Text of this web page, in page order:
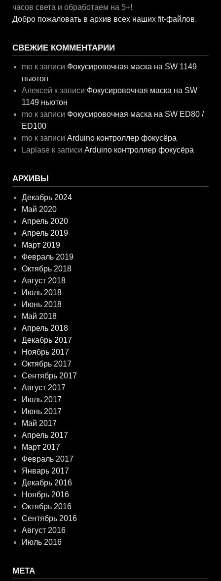
часов света и обработаем на 5+!
Добро пожаловать в архив всех наших fit-файлов.
СВЕЖИЕ КОММЕНТАРИИ
mo к записи Фокусировочная маска на SW 1149
ньютон
Алексей к записи Фокусировочная маска на SW
1149 ньютон
mo к записи Фокусировочная маска на SW ED80 /
ED100
mo к записиArduino контроллер фокусёра
Laplase к записиArduino контроллер фокусёра
АРХИВЫ
Декабрь 2024
Май 2020
Апрель 2020
Апрель 2019
Март 2019
Февраль 2019
Октябрь 2018
Август 2018
Июль 2018
Июнь 2018
Май 2018
Апрель 2018
Декабрь 2017
Ноябрь 2017
Октябрь 2017
Сентябрь 2017
Август 2017
Июль 2017
Июнь 2017
Май 2017
Апрель 2017
Март 2017
Февраль 2017
Январь 2017
Декабрь 2016
Ноябрь 2016
Октябрь 2016
Сентябрь 2016
Август 2016
Июль 2016
МЕТА